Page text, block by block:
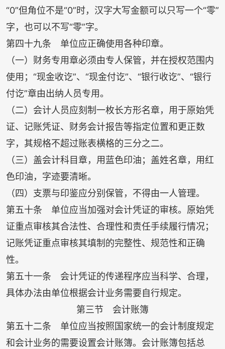
“0”但角位不是“0”时，汉字大写金额可以只写一个“零”
字，也可以不写“零”字。
第四十九条 单位应正确使用各种印章。
（一）财务专用章必须由专人保管，并在授权范围内
使用；“现金收讫”、“现金付讫”、“银行收讫”、“银行
付讫”章由出纳人员专用。
（二）会计人员应刻制一枚长方形名章，用于原始凭
证、记账凭证、财务会计报告等指定位置和更正数
字，其规格不超过账表横格的三分之二。
（三）盖会计科目章，用蓝色印油；盖姓名章，用红
色印油，字迹要清晰。
（四）支票与印鉴应分别保管，不得由一人管理。
第五十条 单位应当加强对会计凭证的审核。原始凭
证重点审核其合法性、合理性和责任手续履行情况；
记账凭证重点审核其填制的完整性、规范性和正确
性。
第五十一条 会计凭证的传递程序应当科学、合理，
具体办法由单位根据会计业务需要自行规定。
第三节 会计账簿
第五十二条 单位应当按照国家统一的会计制度规定
和会计业务的需要设置会计账簿。会计账簿包括总